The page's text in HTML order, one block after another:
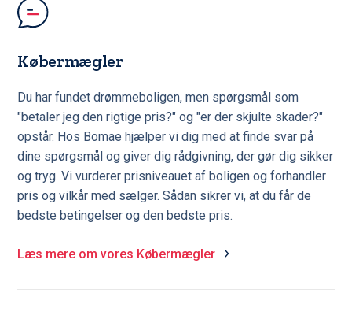
Købermægler
Du har fundet drømmeboligen, men spørgsmål som
"betaler jeg den rigtige pris?" og "er der skjulte skader?"
opstår. Hos Bomae hjælper vi dig med at finde svar på
dine spørgsmål og giver dig rådgivning, der gør dig sikker
og tryg. Vi vurderer prisniveauet af boligen og forhandler
pris og vilkår med sælger. Sådan sikrer vi, at du får de
bedste betingelser og den bedste pris.
Læs mere om vores Købermægler